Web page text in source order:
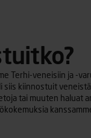
Terhi-veneisiin ja -
siis kiinnostuit
tai muuten haluat